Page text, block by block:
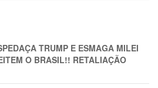
TRUMP E ESMAGA MILEI
O BRASIL!! RETALIAÇÃO